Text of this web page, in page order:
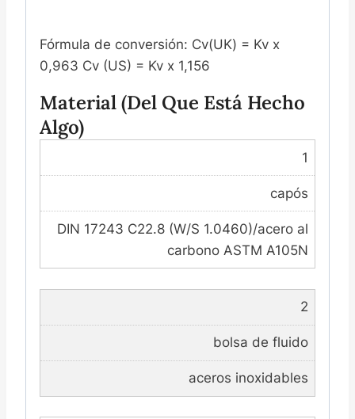
Fórmula de conversión: Cv(UK) = Kv x
0,963 Cv (US) = Kv x 1,156
Material (del Que Está Hecho
Algo)
1
capós
DIN 17243 C22.8 (W/S 1.0460)/acero al
carbono ASTM A105N
2
bolsa de fluido
aceros inoxidables